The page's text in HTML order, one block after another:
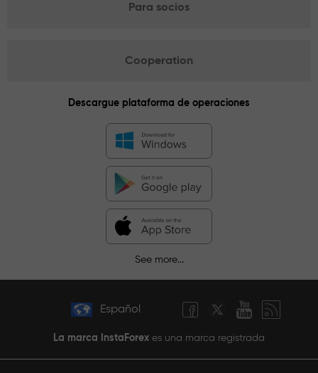
Para socios
Cooperation
Descargue plataforma de operaciones
See more...
Español
La marca InstaForex es una marca registrada